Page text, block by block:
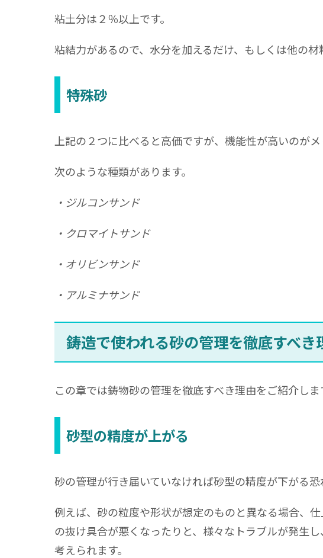
粘土分は２％以上です。
粘結力があるので、水分を加えるだけ、もしくは他の材
特殊砂
上記の２つに比べると高価ですが、機能性が高いのがメ
次のような種類があります。
・ジルコンサンド
・クロマイトサンド
・オリビンサンド
・アルミナサンド
鋳造で使われる砂の管理を徹底すべき
この章では鋳物砂の管理を徹底すべき理由をご紹介しま
砂型の精度が上がる
砂の管理が行き届いていなければ砂型の精度が下がる恐
例えば、砂の粒度や形状が想定のものと異なる場合、
の抜け具合が悪くなったりと、様々なトラブルが発生
考えられます。